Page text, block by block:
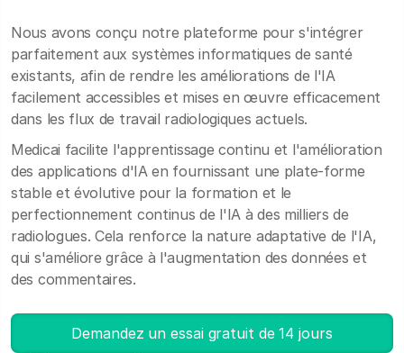
Nous avons conçu notre plateforme pour s'intégrer
parfaitement aux systèmes informatiques de santé
existants, afin de rendre les améliorations de l'IA
facilement accessibles et mises en œuvre efficacement
dans les flux de travail radiologiques actuels.
Medicai facilite l'apprentissage continu et l'amélioration
des applications d'IA en fournissant une plate-forme
stable et évolutive pour la formation et le
perfectionnement continus de l'IA à des milliers de
radiologues. Cela renforce la nature adaptative de l'IA,
qui s'améliore grâce à l'augmentation des données et
des commentaires.
Demandez un essai gratuit de 14 jours